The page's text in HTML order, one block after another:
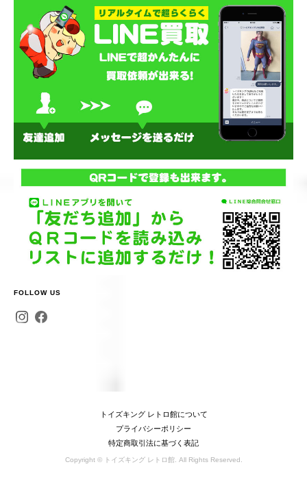
FOLLOW US
トイズキング レトロ館について
プライバシーポリシー
特定商取引法に基づく表記
Copyright © トイズキング レトロ館. All Rights Reserved.